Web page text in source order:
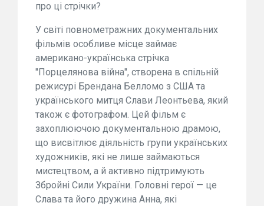
про ці стрічки?
У світі повнометражних документальних
фільмів особливе місце займає
американо-українська стрічка
"Порцелянова війна", створена в спільній
режисурі Брендана Белломо з США та
українського митця Слави Леонтьева, який
також є фотографом. Цей фільм є
захоплюючою документальною драмою,
що висвітлює діяльність групи українських
художників, які не лише займаються
мистецтвом, а й активно підтримують
Збройні Сили України. Головні герої — це
Слава та його дружина Анна, які